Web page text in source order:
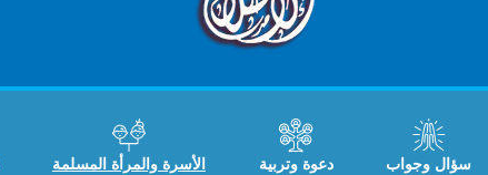
سؤال وجواب دعوة وتربية الأسرة والمرأة المسلمة